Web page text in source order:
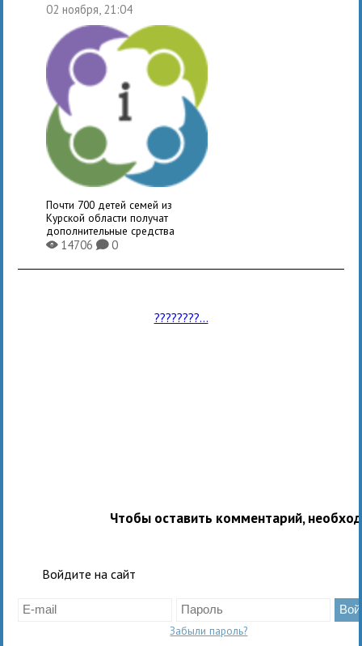
02 ноября, 21:04
Почти 700 детей семей из
Курской области получат
дополнительные средства
X14706K0
????????...
Чтобы оставить комментарий,
Войдите на сайт
Забыли пароль?